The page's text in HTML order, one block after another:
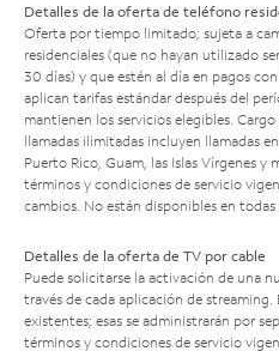
Detalles de la oferta de teléfono
Oferta por tiempo limitado; sujeta a
residenciales (que no hayan utilizado
30 días) y que estén al día en pagos
aplican tarifas estándar después del
mantienen los servicios elegibles.
llamadas ilimitadas incluyen llamadas
Puerto Rico, Guam, las Islas Vírgenes y
términos y condiciones de servicio
cambios. No están disponibles en todas
Detalles de la oferta de TV por cable
Puede solicitarse la activación de una
través de cada aplicación de
existentes; esas se administrarán por
términos y condiciones de servicio